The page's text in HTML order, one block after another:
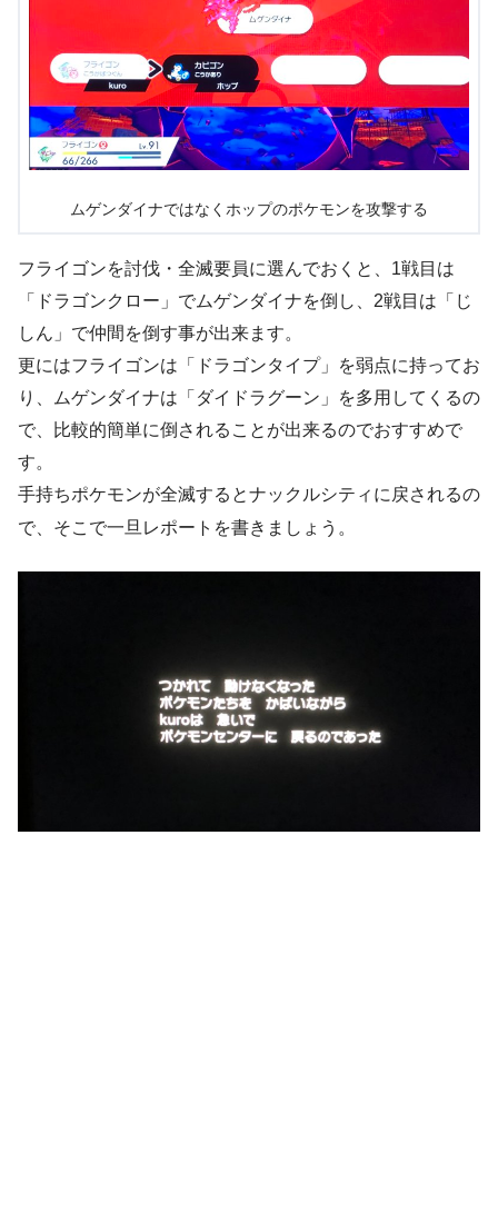
ムゲンダイナではなくホップのポケモンを攻撃する
フライゴンを討伐・全滅要員に選んでおくと、1戦目は
「ドラゴンクロー」でムゲンダイナを倒し、2戦目は「じ
しん」で仲間を倒す事が出来ます。
更にはフライゴンは「ドラゴンタイプ」を弱点に持ってお
り、ムゲンダイナは「ダイドラグーン」を多用してくるの
で、比較的簡単に倒されることが出来るのでおすすめで
す。
手持ちポケモンが全滅するとナックルシティに戻されるの
で、そこで一旦レポートを書きましょう。